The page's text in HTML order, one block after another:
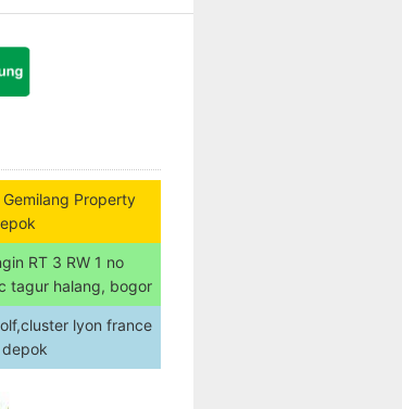
Gemilang Property
RT 3 RW 1 no
tagur halang, bogor
lyon france
depok